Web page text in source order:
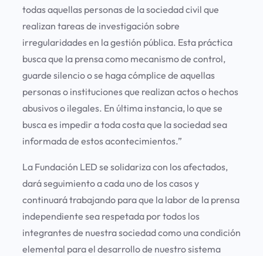
todas aquellas personas de la sociedad civil que
realizan tareas de investigación sobre
irregularidades en la gestión pública. Esta práctica
busca que la prensa como mecanismo de control,
guarde silencio o se haga cómplice de aquellas
personas o instituciones que realizan actos o hechos
abusivos o ilegales. En última instancia, lo que se
busca es impedir a toda costa que la sociedad sea
informada de estos acontecimientos.”
La Fundación LED se solidariza con los afectados,
dará seguimiento a cada uno de los casos y
continuará trabajando para que la labor de la prensa
independiente sea respetada por todos los
integrantes de nuestra sociedad como una condición
elemental para el desarrollo de nuestro sistema